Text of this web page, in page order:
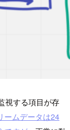
視する項目が存
ームデータは24